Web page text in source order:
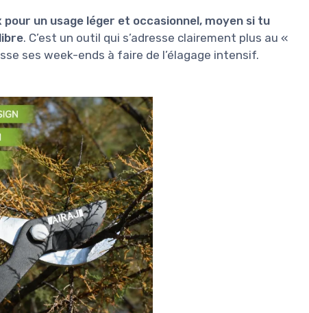
un usage léger et occasionnel, moyen si tu
. C’est un outil qui s’adresse clairement plus au «
ses week-ends à faire de l’élagage intensif.